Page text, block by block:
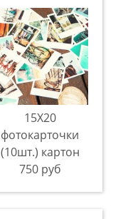
15Х20
фотокарточки
(10шт.) картон
750 руб